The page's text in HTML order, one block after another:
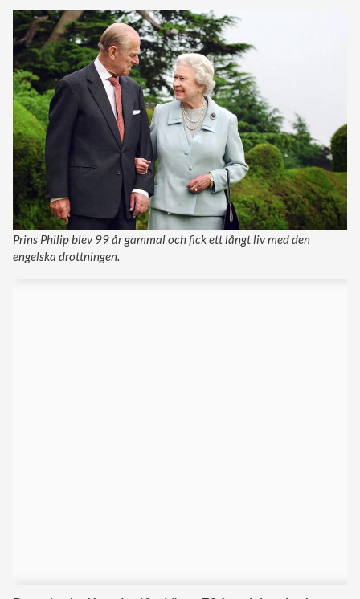
Prins Philip blev 99 år gammal och fick ett långt liv med den
engelska drottningen.